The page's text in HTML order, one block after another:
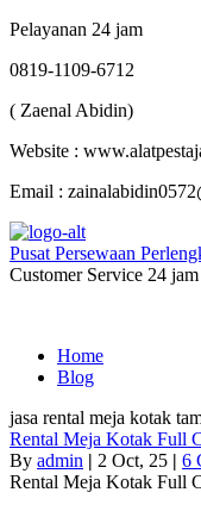
Pelayanan 24 jam
0819-1109-6712
( Zaenal Abidin)
Website :
Email :
Pusat Persewaan
Customer Service 24 jam
Home
Blog
jasa rental meja kotak
Rental Meja Kotak Full
By admin | 2 Oct, 25 | 6
Rental Meja Kotak Full